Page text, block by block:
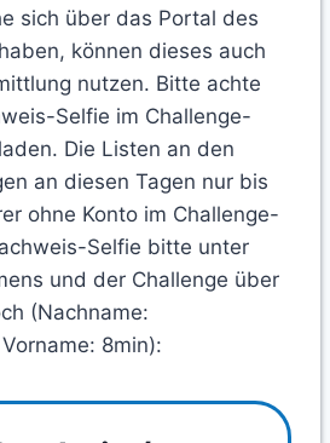
sich über das Portal des
können dieses auch
nutzen. Bitte achte
Selfie im Challenge-
Die Listen an den
an diesen Tagen nur bis
ohne Konto im Challenge-
Selfie bitte unter
und der Challenge über
(Nachname:
8min):